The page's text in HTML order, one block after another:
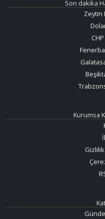
Son dakika
Zeytin
Kurumsa